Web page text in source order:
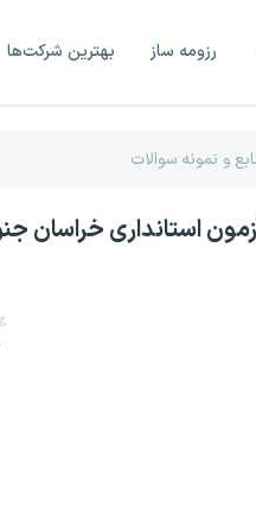
رزومه ساز بهترین شرکت‌ها
استانداری خراسان